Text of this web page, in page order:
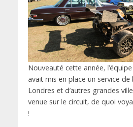
Nouveauté cette année,
avait mis en place un service de
Londres et d’autres grandes
venue sur le circuit, de quoi
!